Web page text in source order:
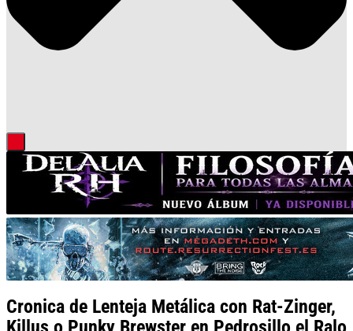
Cronica de Lenteja Metálica con Rat-Zinger,